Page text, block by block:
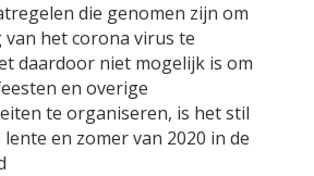
die genomen zijn om
het corona virus te
daardoor niet mogelijk is om
en overige
te organiseren, is het stil
en zomer van 2020 in de